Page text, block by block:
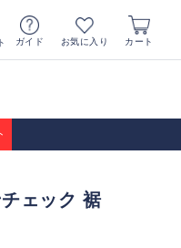
ガイド お気に入り カート
ェック 裾